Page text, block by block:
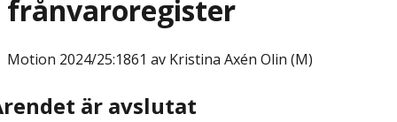
frånvaroregister
Motion 2024/25:1861 av Kristina Axén Olin (M)
är avslutat